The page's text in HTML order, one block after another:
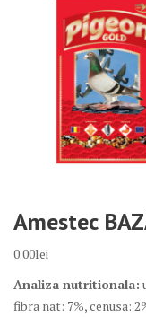
Amestec
0.00lei
Analiza nutritionala:
fibra nat: 7%, cenusa: